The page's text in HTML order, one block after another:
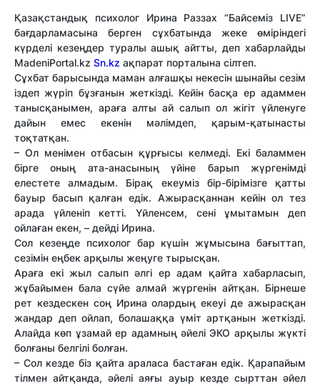
Қазақстандық психолог Ирина Раззах “Байсеміз LIVE”
бағдарламасына берген сұхбатында жеке өміріндегі
күрделі кезеңдер туралы ашық айтты, деп хабарлайды
MadeniPortal.kz Sn.kz ақпарат порталына сілтеп.
Сұхбат барысында маман алғашқы некесін шынайы сезім
іздеп жүріп бұзғанын жеткізді. Кейін басқа ер адаммен
танысқанымен, араға алты ай салып ол жігіт үйленуге
дайын емес екенін мәлімдеп, қарым-қатынасты
тоқтатқан.
– Ол менімен отбасын құрғысы келмеді. Екі баламмен
бірге оның ата-анасының үйіне барып жүргенімді
елестете алмадым. Бірақ екеуміз бір-бірімізге қатты
бауыр басып қалған едік. Ажырасқаннан кейін ол тез
арада үйленіп кетті. Үйленсем, сені ұмытамын деп
ойлаған екен, – дейді Ирина.
Сол кезеңде психолог бар күшін жұмысына бағыттап,
сезімін еңбек арқылы жеңуге тырысқан.
Араға екі жыл салып әлгі ер адам қайта хабарласып,
жұбайымен бала сүйе алмай жүргенін айтқан. Бірнеше
рет кездескен соң Ирина олардың екеуі де ажырасқан
жандар деп ойлап, болашаққа үміт артқанын жеткізді.
Алайда көп ұзамай ер адамның әйелі ЭКО арқылы жүкті
болғаны белгілі болған.
– Сол кезде біз қайта араласа бастаған едік. Қарапайым
тілмен айтқанда, әйелі аяғы ауыр кезде сырттан әйел